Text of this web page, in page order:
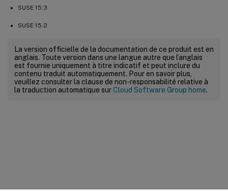
SUSE 15.3
SUSE 15.2
La version officielle de la documentation de ce produit est en
anglais. Toute version dans une langue autre que l’anglais
est fournie uniquement à titre indicatif et peut inclure du
contenu traduit automatiquement. Pour en savoir plus,
veuillez consulter la clause de non-responsabilité relative à
la traduction automatique surCloud Software Group home.